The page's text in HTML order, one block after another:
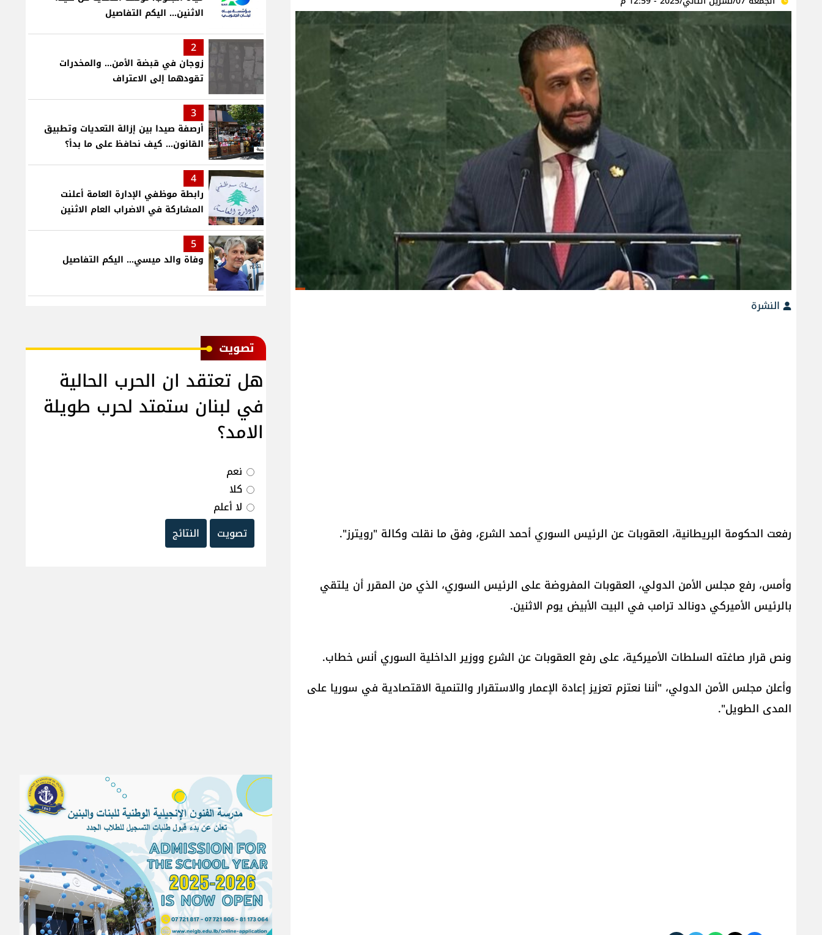
النشرة
رفعت ​الحكومة البريطانية​، العقوبات عن الرئيس السوري ​أحمد الشرع​، وفق ما نقلت وكالة "رويترز".
وأمس، رفع ​مجلس الأمن الدولي​، العقوبات المفروضة على الرئيس السوري، الذي من المقرر أن يلتقي
بالرئيس الأميركي دونالد ترامب في البيت الأبيض يوم الاثنين.
ونص قرار صاغته السلطات الأميركية، على رفع العقوبات عن الشرع ووزير الداخلية السوري أنس خطاب.
وأعلن مجلس الأمن الدولي، "أننا نعتزم تعزيز إعادة الإعمار والاستقرار والتنمية الاقتصادية في ​​سوريا​​ على
المدى الطويل".
الاثنين... اليكم التفاصيل
2
زوجان في قبضة الأمن... والمخدرات
تقودهما إلى الاعتراف
3
أرصفة صيدا بين إزالة التعديات وتطبيق
القانون... كيف نحافظ على ما بدأ؟
4
رابطة موظفي الإدارة العامة أعلنت
المشاركة في الاضراب العام الاثنين
5
وفاة والد ميسي... اليكم التفاصيل
ﺗﺼﻮﻳﺖ
هل تعتقد ان الحرب الحالية
في لبنان ستمتد لحرب طويلة
الامد؟
نعم
كلا
لا أعلم
تصويت
النتائج